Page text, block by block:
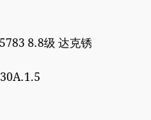
8.8级 达克锈